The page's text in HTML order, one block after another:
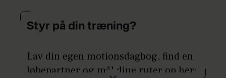
Styr på din træning?
Lav din egen motionsdagbog, find en
løbepartner og mål dine ruter op her: